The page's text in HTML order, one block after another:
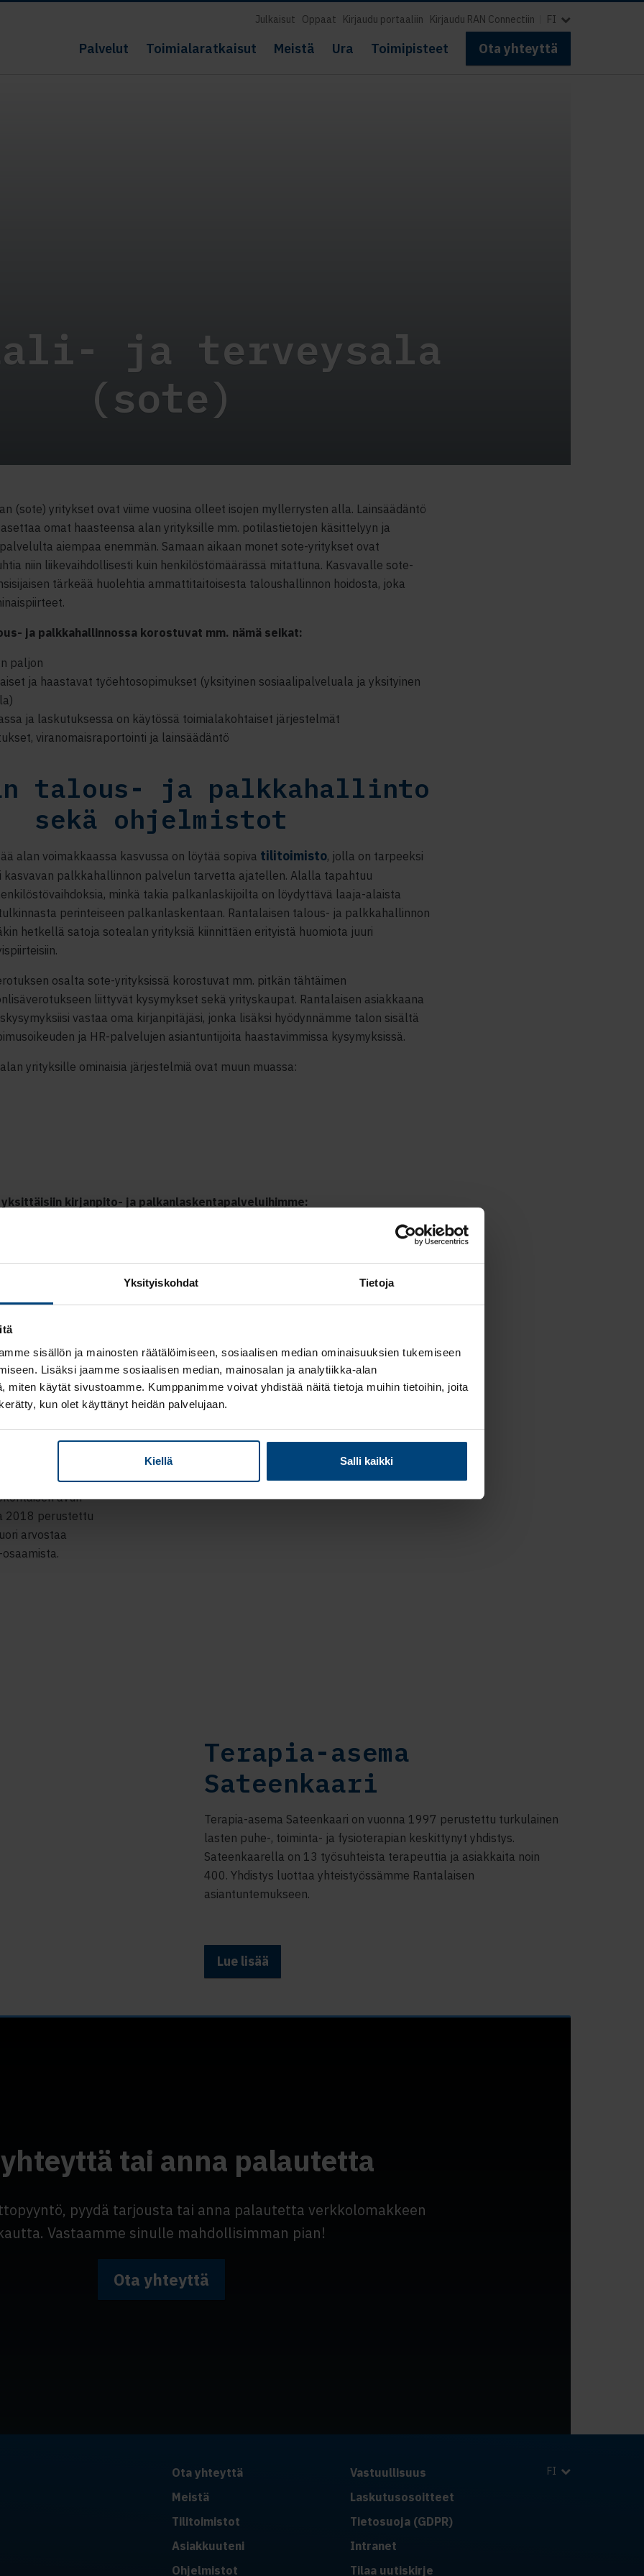
Yksityiskohdat Tietoja
sisällön ja mainosten räätälöimiseen, sosiaalisen median ominaisuuksien tukemiseen
Lisäksi jaamme sosiaalisen median, mainosalan ja analytiikka-alan
miten käytät sivustoamme. Kumppanimme voivat yhdistää näitä tietoja muihin tietoihin, joita
kun olet käyttänyt heidän palvelujaan.
Kiellä Salli kaikki
Palvelut Toimialaratkaisut Meistä Ura Toimipisteet Ota yhteyttä
Julkaisut Oppaat Kirjaudu portaaliin Kirjaudu RAN Connectiin FI
ja terveysala
(sote)
(sote) yritykset ovat viime vuosina olleet isojen myllerrysten alla. Lainsäädäntö
asettaa omat haasteensa alan yrityksille mm. potilastietojen käsittelyyn ja
aiempaa enemmän. Samaan aikaan monet sote-yritykset ovat
niin liikevaihdollisesti kuin henkilöstömäärässä mitattuna. Kasvavalle sote-
tärkeää huolehtia ammattitaitoisesta taloushallinnon hoidosta, joka
ja palkkahallinnossa korostuvat mm. nämä seikat:
paljon
ja haastavat työehtosopimukset (yksityinen sosiaalipalveluala ja yksityinen
ja laskutuksessa on käytössä toimialakohtaiset järjestelmät
viranomaisraportointi ja lainsäädäntö
talous- ja palkkahallinto
sekä ohjelmistot
alan voimakkaassa kasvussa on löytää sopiva tilitoimisto, jolla on tarpeeksi
kasvavan palkkahallinnon palvelun tarvetta ajatellen. Alalla tapahtuu
minkä takia palkanlaskijoilta on löydyttävä laaja-alaista
perinteiseen palkanlaskentaan. Rantalaisen talous- ja palkkahallinnon
hetkellä satoja sotealan yrityksiä kiinnittäen erityistä huomiota juuri
osalta sote-yrityksissä korostuvat mm. pitkän tähtäimen
liittyvät kysymykset sekä yrityskaupat. Rantalaisen asiakkaana
vastaa oma kirjanpitäjäsi, jonka lisäksi hyödynnämme talon sisältä
ja HR-palvelujen asiantuntijoita haastavimmissa kysymyksissä.
yrityksille ominaisia järjestelmiä ovat muun muassa:
kirjanpito- ja palkanlaskentapalveluihimme:
asiakkaitamme
avun
2018 perustettu
arvostaa
Terapia-asema
Sateenkaari
Terapia-asema Sateenkaari on vuonna 1997 perustettu turkulainen
lasten puhe-, toiminta- ja fysioterapian keskittynyt yhdistys.
Sateenkaarella on 13 työsuhteista terapeuttia ja asiakkaita noin
400. Yhdistys luottaa yhteistyössämme Rantalaisen
asiantuntemukseen.
Lue lisää
tai anna palautetta
pyydä tarjousta tai anna palautetta verkkolomakkeen
Vastaamme sinulle mahdollisimman pian!
Ota yhteyttä
FI
Ota yhteyttä
Meistä
Tilitoimistot
Asiakkuuteni
Ohjelmistot
Vastuullisuus
Laskutusosoitteet
Tietosuoja (GDPR)
Intranet
Tilaa uutiskirje